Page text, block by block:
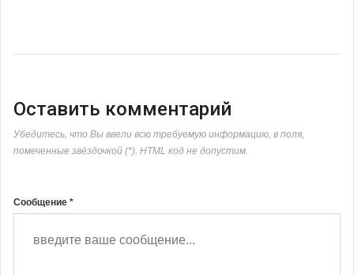
Оставить комментарий
Убедитесь, что Вы ввели всю требуемую информацию, в поля,
помеченные звёздочкой (*). HTML код не допустим.
Сообщение *